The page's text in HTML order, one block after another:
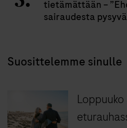
tietämättään –
sairaudesta
Suosittelemme sinulle
Loppuuko